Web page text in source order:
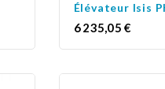
Élévateur Isis
Prix
6 235,05 €